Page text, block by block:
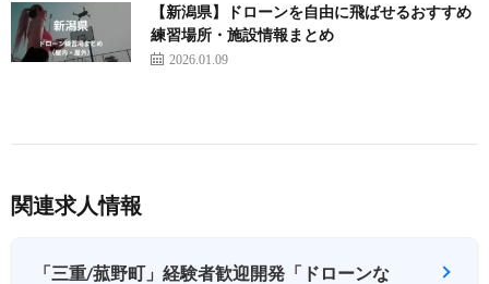
【新潟県】ドローンを自由に飛ばせるおすすめ
練習場所・施設情報まとめ
2026.01.09
関連求人情報
「三重/菰野町」経験者歓迎開発「ドローンな